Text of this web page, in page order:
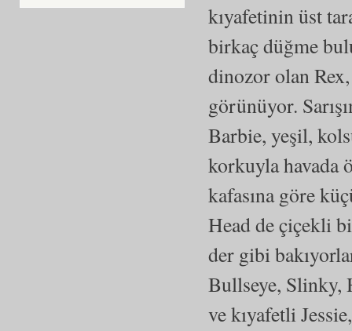
kıyafetinin üst
birkaç düğme
dinozor olan
görünüyor.
Barbie, yeşil,
korkuyla havada
kafasına göre
Head de çiçekli
der gibi
Bullseye, Slinky,
ve kıyafetli